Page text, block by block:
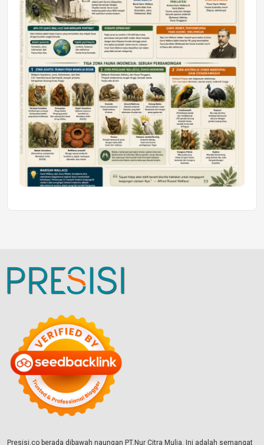
Presisi.co berada dibawah naungan PT.Nur Citra Mulia. Ini adalah semangat